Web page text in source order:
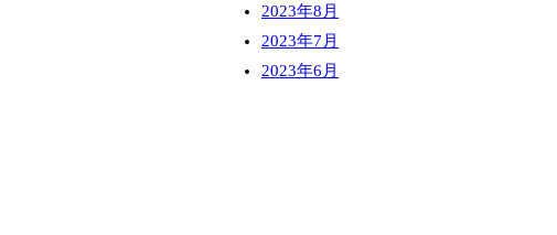
2023年8月
2023年7月
2023年6月